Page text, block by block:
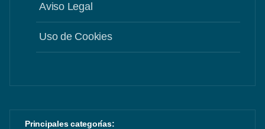
Aviso Legal
Uso de Cookies
Principales categorías: